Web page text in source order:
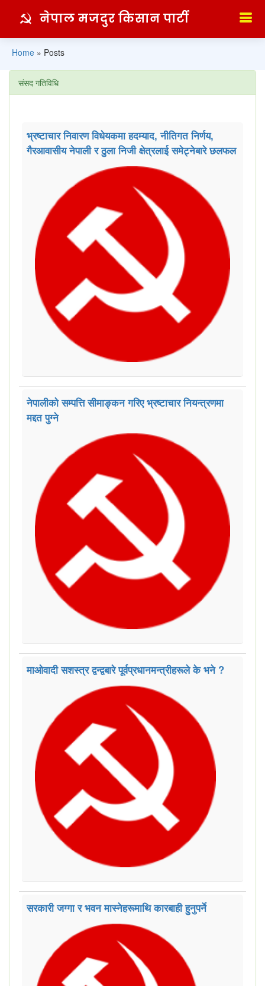
नेपाल मजदुर किसान पार्टी
Home » Posts
संसद गतिविधि
भ्रष्टाचार निवारण विधेयकमा हदम्याद, नीतिगत निर्णय,
गैरआवासीय नेपाली र ठुला निजी क्षेत्रलाई समेट्नेबारे छलफल
नेपालीको सम्पत्ति सीमाङ्कन गरिए भ्रष्टाचार नियन्त्रणमा
मद्दत पुग्ने
माओवादी सशस्त्र द्वन्द्वबारे पूर्वप्रधानमन्त्रीहरूले के भने ?
सरकारी जग्गा र भवन मास्नेहरूमाथि कारबाही हुनुपर्ने